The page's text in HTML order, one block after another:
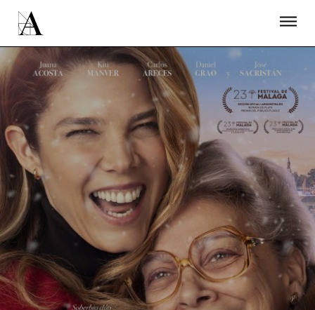
ACTUALIDAD
PROYECTOS
ÚNETE A LA ACADEMIA DE CINE
PRENSA
NEWSLETTER